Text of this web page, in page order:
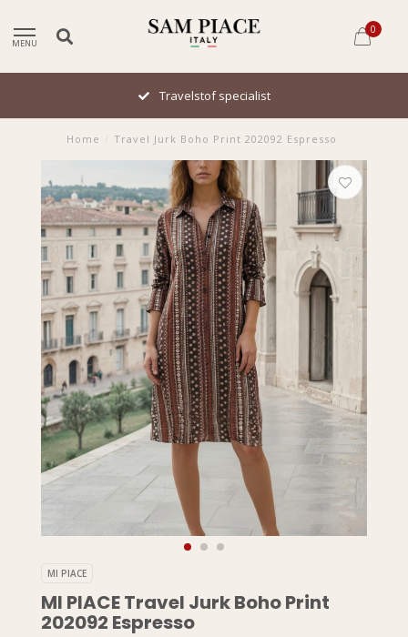
MENU
0
Travelstof specialist
Home Travel Jurk Boho Print 202092 Espresso
MI PIACE
MI PIACE Travel Jurk Boho Print
202092 Espresso